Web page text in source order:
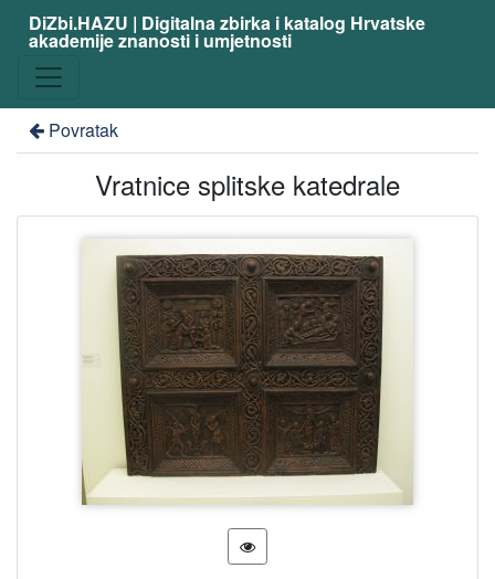
DiZbi.HAZU | Digitalna zbirka i katalog Hrvatske
akademije znanosti i umjetnosti
Povratak
Vratnice splitske katedrale